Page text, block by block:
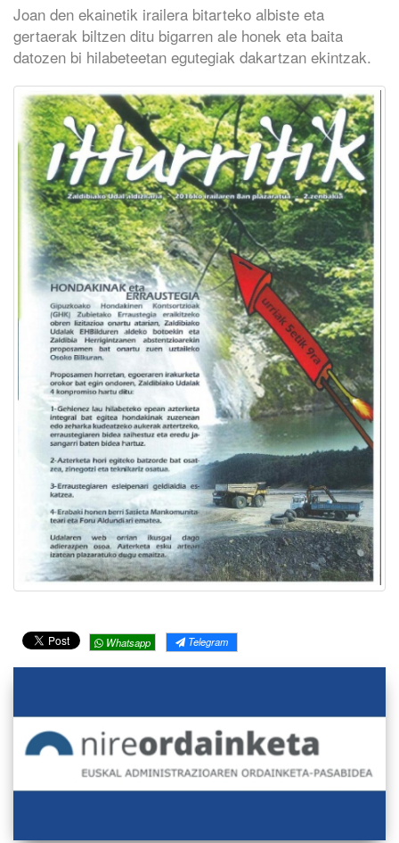
Joan den ekainetik irailera bitarteko albiste eta
gertaerak biltzen ditu bigarren ale honek eta baita
datozen bi hilabeteetan egutegiak dakartzan ekintzak.
Whatsapp Telegram